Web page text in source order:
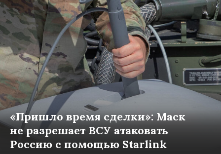
«Пришло время сделки»: Маск
не разрешает ВСУ атаковать
Россию с помощью Starlink